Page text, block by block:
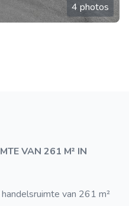
4 photos
van 261 m²